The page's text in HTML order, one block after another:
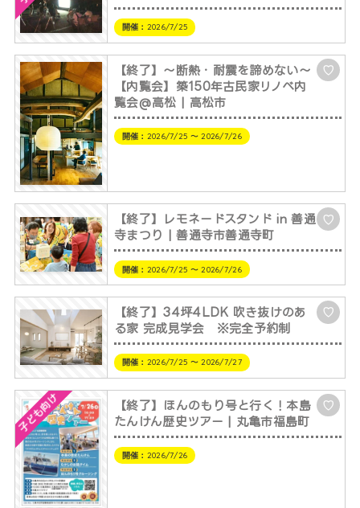
開催： 2026/7/25
【終了】～断熱・耐震を諦めない～
【内覧会】築150年古民家リノベ内
覧会@高松 | 高松市
♡
開催： 2026/7/25 〜 2026/7/26
【終了】レモネードスタンド in 善通
寺まつり | 善通寺市善通寺町
♡
開催： 2026/7/25 〜 2026/7/26
【終了】34坪4LDK 吹き抜けのあ
る家 完成見学会 ※完全予約制
♡
開催： 2026/7/25 〜 2026/7/27
子ども向け
【終了】ほんのもり号と行く！本島
たんけん歴史ツアー | 丸亀市福島町
♡
開催： 2026/7/26